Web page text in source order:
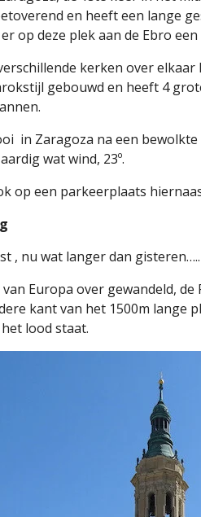
en heeft een lange
op deze plek aan de Ebro
kerken over
gebouwd en heeft 4
in Zaragoza na een
wat wind, 23º.
op een parkeerplaats
, nu wat langer dan gisteren…..
Europa over gewandeld,
kant van het 1500m lange
lood staat.